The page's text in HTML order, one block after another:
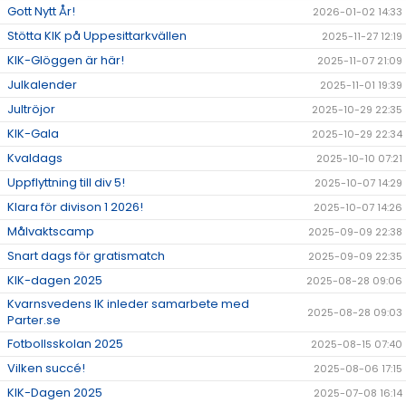
Gott Nytt År! 2026-01-02 14:33
Stötta KIK på Uppesittarkvällen 2025-11-27 12:19
KIK-Glöggen är här! 2025-11-07 21:09
Julkalender 2025-11-01 19:39
Jultröjor 2025-10-29 22:35
KIK-Gala 2025-10-29 22:34
Kvaldags 2025-10-10 07:21
Uppflyttning till div 5! 2025-10-07 14:29
Klara för divison 1 2026! 2025-10-07 14:26
Målvaktscamp 2025-09-09 22:38
Snart dags för gratismatch 2025-09-09 22:35
KIK-dagen 2025 2025-08-28 09:06
Kvarnsvedens IK inleder samarbete med
Parter.se
2025-08-28 09:03
Fotbollsskolan 2025 2025-08-15 07:40
Vilken succé! 2025-08-06 17:15
KIK-Dagen 2025 2025-07-08 16:14